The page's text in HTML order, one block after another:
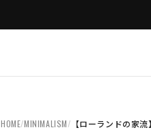
HOME/MINIMALISM/ 【ローランドの家